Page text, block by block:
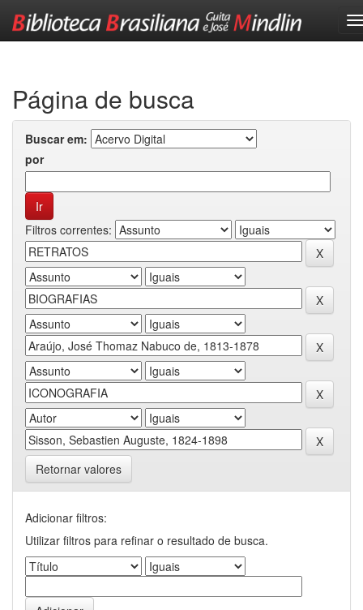
Página de busca
Buscar em:
por
Filtros correntes:
Retornar valores
Adicionar filtros:
Utilizar filtros para refinar o resultado de busca.